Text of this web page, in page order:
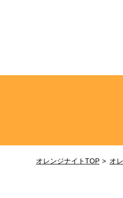
オレンジナイトTOP オ